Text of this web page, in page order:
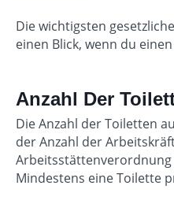
Die wichtigsten
einen Blick, wenn du
Anzahl Der
Die Anzahl der Toiletten
der Anzahl der
Arbeitsstättenverordnung
Mindestens eine Toilette